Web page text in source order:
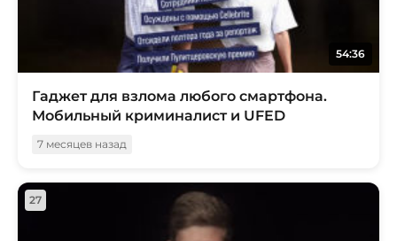
54:36
Гаджет для взлома любого смартфона.
Мобильный криминалист и UFED
7 месяцев назад
27